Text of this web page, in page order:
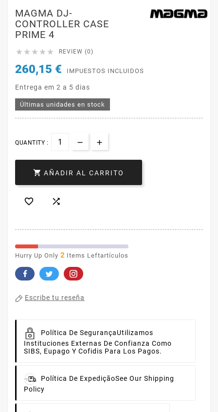
MAGMA DJ-
CONTROLLER CASE
PRIME 4
     REVIEW (0)
260,15 € IMPUESTOS INCLUIDOS
Entrega em 2 a 5 dias
Últimas unidades en stock
QUANTITY :
 AÑADIR AL CARRITO
 
Hurry Up Only 2 Items Leftartículos
Escribe tu reseña
Política De SegurançaUtilizamos
Instituciones Externas De Confianza Como
SIBS, Eupago Y Cofidis Para Los Pagos.
Política De ExpediçãoSee Our Shipping
Policy